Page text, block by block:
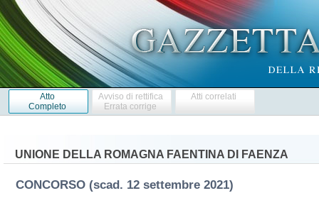
Atto
Completo
Avviso di rettifica
Errata corrige
Atti correlati
UNIONE DELLA ROMAGNA FAENTINA DI FAENZA
CONCORSO (scad. 12 settembre 2021)